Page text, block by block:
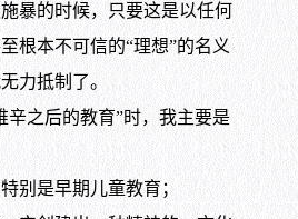
暴的时候，只要这是以任何
根本不可信的“理想”的名义
力抵制了。
之后的教育”时，我主要是
是早期儿童教育；